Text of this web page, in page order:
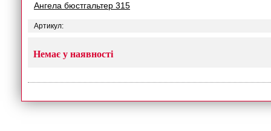
Ангела бюстгальтер 315
Артикул:
Немає у наявності